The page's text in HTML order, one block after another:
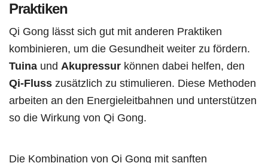
Praktiken
Qi Gong lässt sich gut mit anderen Praktiken
kombinieren, um die Gesundheit weiter zu fördern.
Tuina und Akupressur können dabei helfen, den
Qi-Fluss zusätzlich zu stimulieren. Diese Methoden
arbeiten an den Energieleitbahnen und unterstützen
so die Wirkung von Qi Gong.
Die Kombination von Qi Gong mit sanften